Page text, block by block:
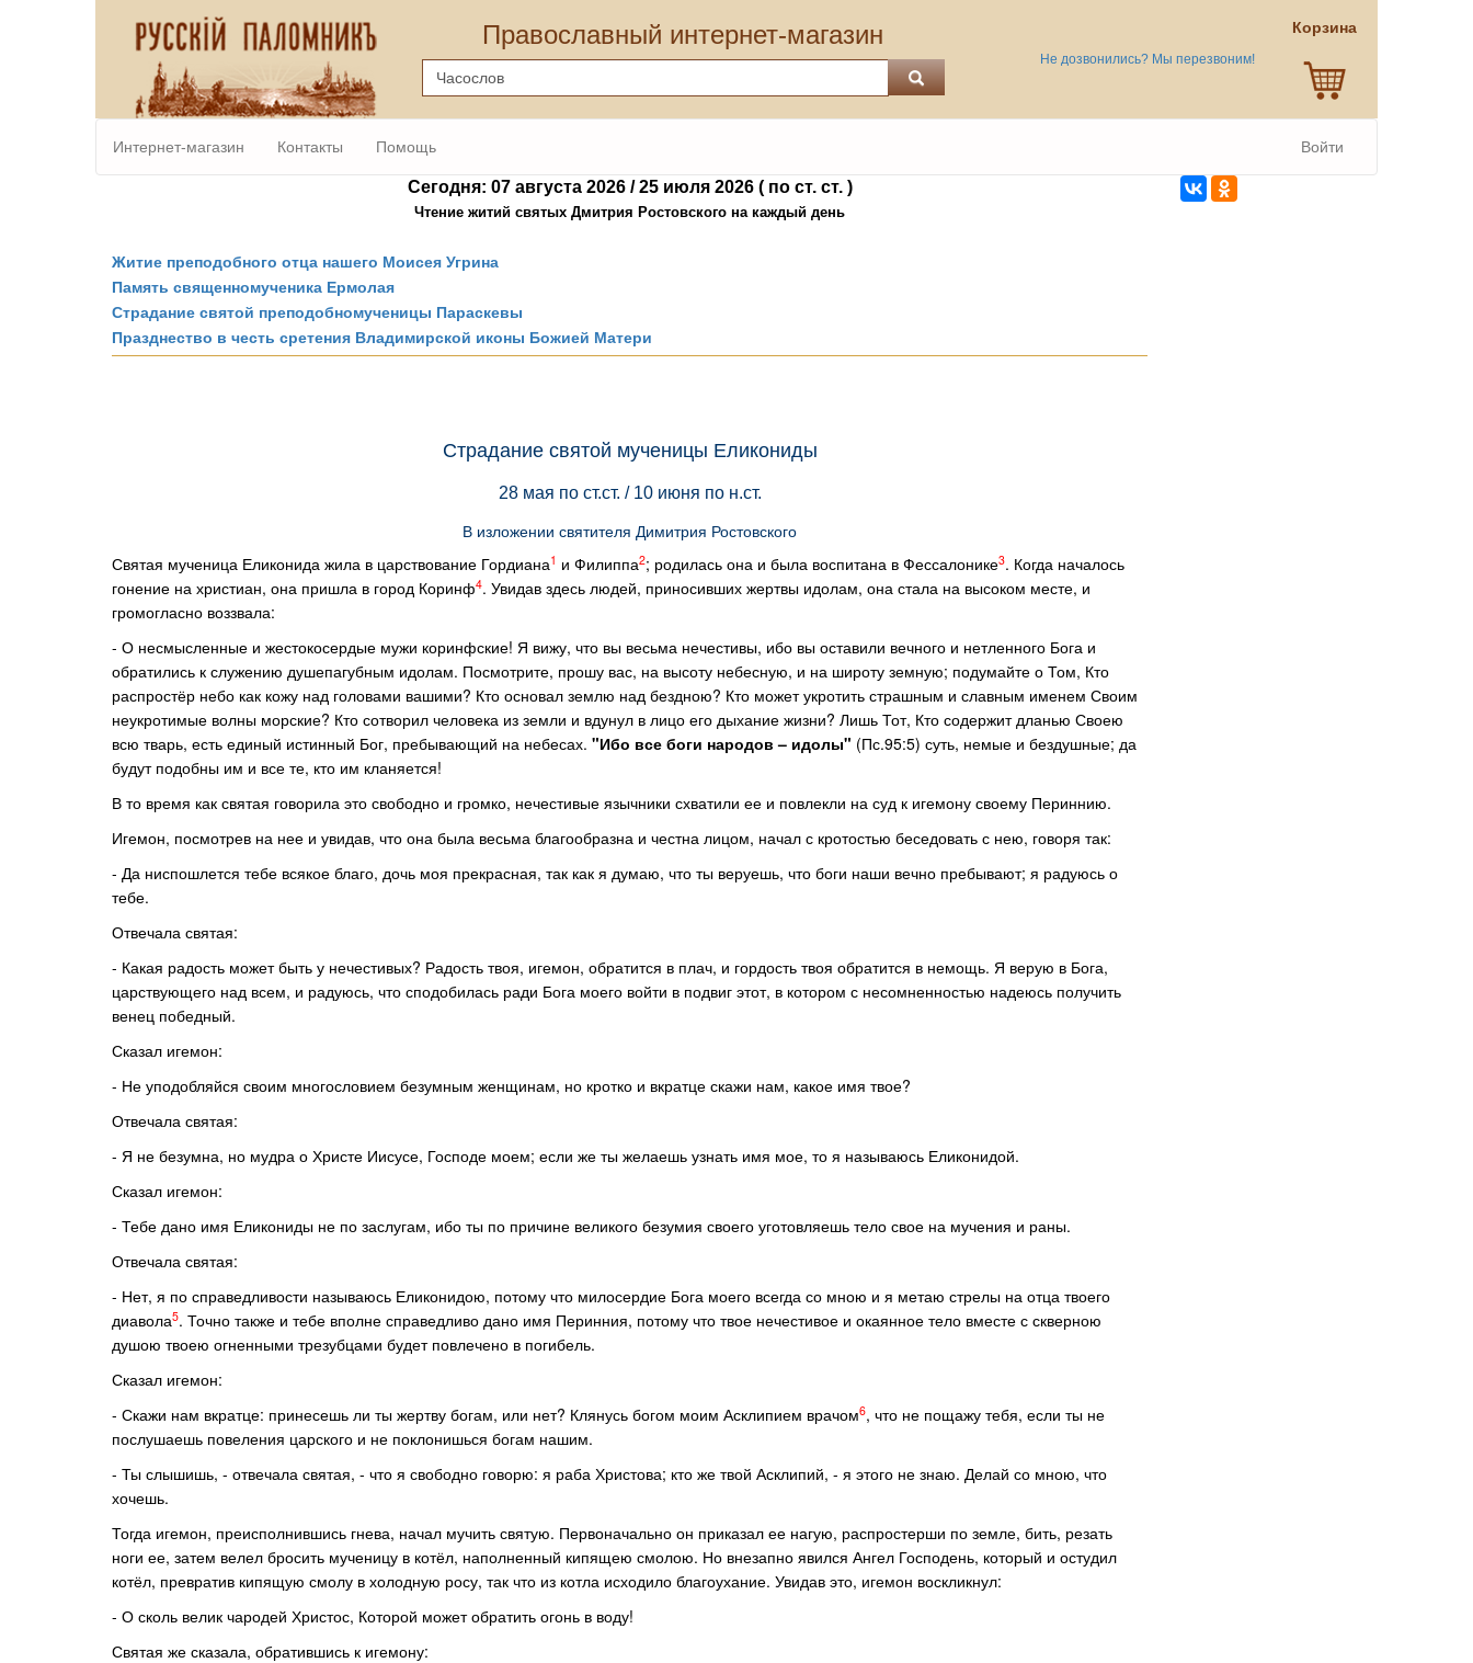
Православный интернет-магазин
Не дозвонились? Мы перезвоним!
Корзина
Интернет-магазин Контакты Помощь Войти
Сегодня: 07 августа 2026 / 25 июля 2026 ( по ст. ст. )
Чтение житий святых Дмитрия Ростовского на каждый день
Житие преподобного отца нашего Моисея Угрина
Память священномученика Ермолая
Страдание святой преподобномученицы Параскевы
Празднество в честь сретения Владимирской иконы Божией Матери
Страдание святой мученицы Еликониды
28 мая по ст.ст. / 10 июня по н.ст.
В изложении святителя Димитрия Ростовского
Святая мученица Еликонида жила в царствование Гордиана1 и Филиппа2; родилась она и была воспитана в Фессалонике3. Когда началось
гонение на христиан, она пришла в город Коринф4. Увидав здесь людей, приносивших жертвы идолам, она стала на высоком месте, и
громогласно воззвала:
- О несмысленные и жестокосердые мужи коринфские! Я вижу, что вы весьма нечестивы, ибо вы оставили вечного и нетленного Бога и
обратились к служению душепагубным идолам. Посмотрите, прошу вас, на высоту небесную, и на широту земную; подумайте о Том, Кто
распростёр небо как кожу над головами вашими? Кто основал землю над бездною? Кто может укротить страшным и славным именем Своим
неукротимые волны морские? Кто сотворил человека из земли и вдунул в лицо его дыхание жизни? Лишь Тот, Кто содержит дланью Своею
всю тварь, есть единый истинный Бог, пребывающий на небесах. "Ибо все боги народов – идолы" (Пс.95:5) суть, немые и бездушные; да
будут подобны им и все те, кто им кланяется!
В то время как святая говорила это свободно и громко, нечестивые язычники схватили ее и повлекли на суд к игемону своему Периннию.
Игемон, посмотрев на нее и увидав, что она была весьма благообразна и честна лицом, начал с кротостью беседовать с нею, говоря так:
- Да ниспошлется тебе всякое благо, дочь моя прекрасная, так как я думаю, что ты веруешь, что боги наши вечно пребывают; я радуюсь о
тебе.
Отвечала святая:
- Какая радость может быть у нечестивых? Радость твоя, игемон, обратится в плач, и гордость твоя обратится в немощь. Я верую в Бога,
царствующего над всем, и радуюсь, что сподобилась ради Бога моего войти в подвиг этот, в котором с несомненностью надеюсь получить
венец победный.
Сказал игемон:
- Не уподобляйся своим многословием безумным женщинам, но кротко и вкратце скажи нам, какое имя твое?
Отвечала святая:
- Я не безумна, но мудра о Христе Иисусе, Господе моем; если же ты желаешь узнать имя мое, то я называюсь Еликонидой.
Сказал игемон:
- Тебе дано имя Еликониды не по заслугам, ибо ты по причине великого безумия своего уготовляешь тело свое на мучения и раны.
Отвечала святая:
- Нет, я по справедливости называюсь Еликонидою, потому что милосердие Бога моего всегда со мною и я метаю стрелы на отца твоего
диавола5. Точно также и тебе вполне справедливо дано имя Перинния, потому что твое нечестивое и окаянное тело вместе с скверною
душою твоею огненными трезубцами будет повлечено в погибель.
Сказал игемон:
- Скажи нам вкратце: принесешь ли ты жертву богам, или нет? Клянусь богом моим Асклипием врачом6, что не пощажу тебя, если ты не
послушаешь повеления царского и не поклонишься богам нашим.
- Ты слышишь, - отвечала святая, - что я свободно говорю: я раба Христова; кто же твой Асклипий, - я этого не знаю. Делай со мною, что
хочешь.
Тогда игемон, преисполнившись гнева, начал мучить святую. Первоначально он приказал ее нагую, распростерши по земле, бить, резать
ноги ее, затем велел бросить мученицу в котёл, наполненный кипящею смолою. Но внезапно явился Ангел Господень, который и остудил
котёл, превратив кипящую смолу в холодную росу, так что из котла исходило благоухание. Увидав это, игемон воскликнул:
- О сколь велик чародей Христос, Которой может обратить огонь в воду!
Святая же сказала, обратившись к игемону: